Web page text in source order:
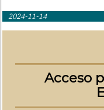
2024-11-14